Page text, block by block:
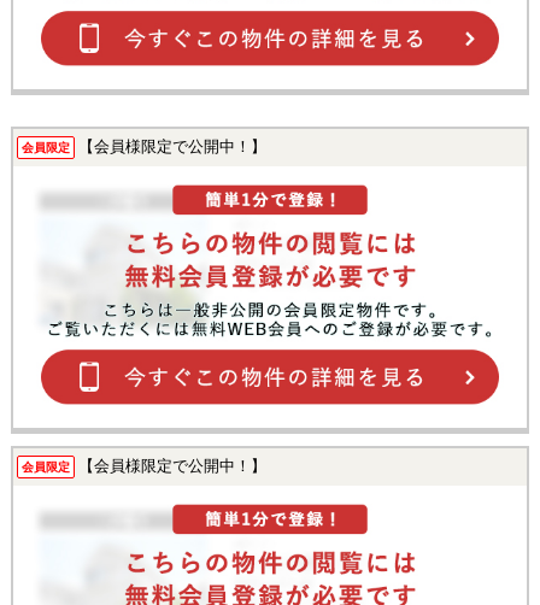
会員限定 【会員様限定で公開中！】
会員限定 【会員様限定で公開中！】